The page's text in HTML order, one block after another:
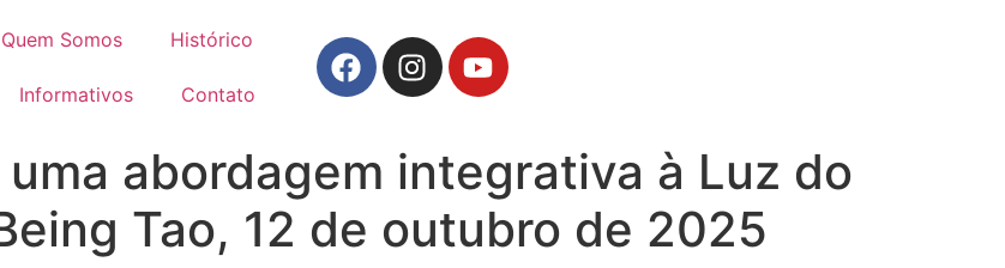
Quem Somos Histórico
Informativos Contato
abordagem integrativa à Luz do
Tao, 12 de outubro de 2025